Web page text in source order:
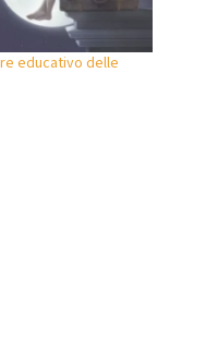
educativo delle